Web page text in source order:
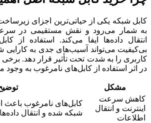
کابل شبکه یکی از حیاتی‌ترین اجزای
به شمار می‌رود و نقش مستقیمی در
انتقال داده‌ها ایفا می‌کند. استفاده از
بی‌کیفیت می‌تواند آسیب‌های جدی به کارایی
کاربری را به شدت تحت تأثیر قرار دهد.
در اثر استفاده از کابل‌های نامرغوب به وجود
مشکل
کاهش سرعت
اینترنت و انتقال
اطلاعات
کابل‌های نامرغوب
شبکه شده و انتقال